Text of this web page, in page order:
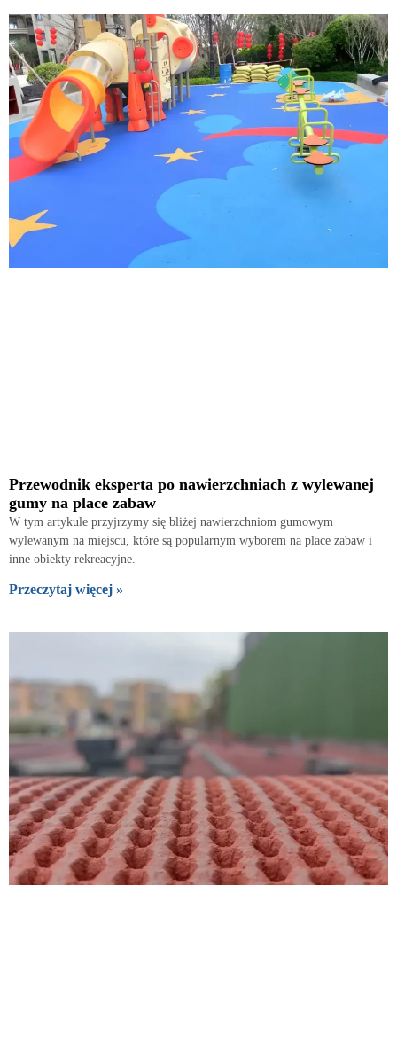
Przewodnik eksperta po nawierzchniach z wylewanej
gumy na place zabaw
W tym artykule przyjrzymy się bliżej nawierzchniom gumowym
wylewanym na miejscu, które są popularnym wyborem na place zabaw i
inne obiekty rekreacyjne.
Przeczytaj więcej »